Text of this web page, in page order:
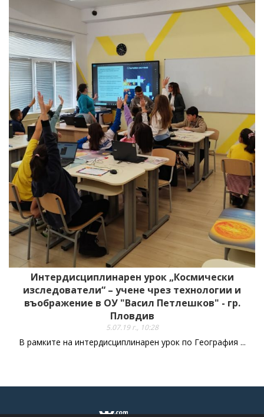
Интердисциплинарен урок „Космически
изследователи“ – учене чрез технологии и
въображение в ОУ "Васил Петлешков" - гр.
Пловдив
5.07.19 г., 10:28
В рамките на интердисциплинарен урок по География ...